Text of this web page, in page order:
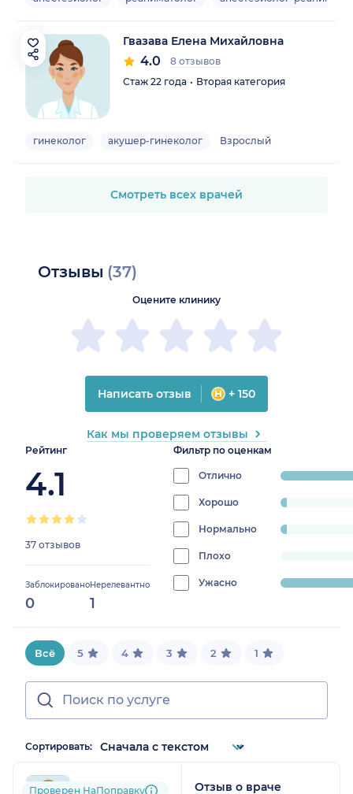
Гвазава Елена Михайловна
4.0
8 отзывов
Стаж 22 года
Вторая категория
гинеколог акушер-гинеколог Взрослый
Смотреть всех врачей
Отзывы (37)
Рейтинг
4.1
37 отзывов
Заблокировано
0
Нерелевантно
1
Фильтр по оценкам
Отлично
progress:
59.45945945945946%
Хорошо
2.7027027027027026%
Нормально
2.7027027027027026%
Плохо
Ужасно
progress:
Оцените клинику
Написать отзыв + 150
Как мы проверяем отзывы
Всё 5 4 3 2 1
Сортировать:
tat....@....com
Проверен НаПоправку Отзыв о враче